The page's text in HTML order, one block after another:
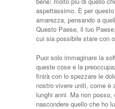
aspettassimo. È per
amarezza, pensando a
Questo Paese, il tuo
cui sia possibile stare con
Puoi solo immaginare la
queste cose e la
finirà con lo spezzare le
nostro vivere uniti, come è
lunghi anni. Ma non posso,
nascondere quello che ho